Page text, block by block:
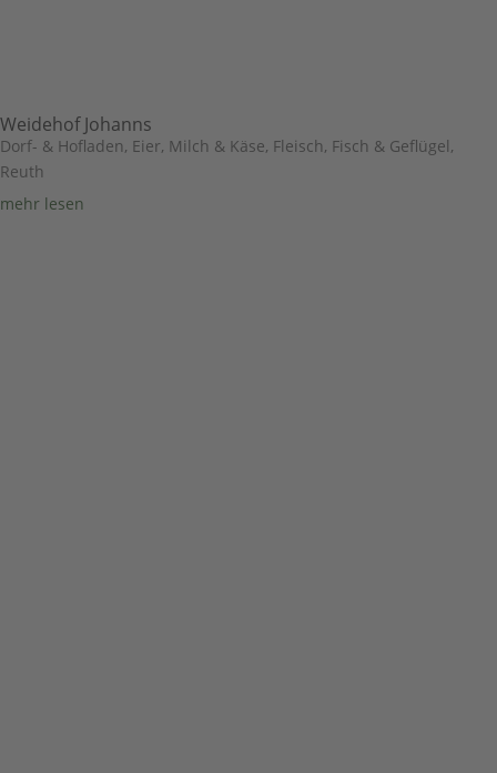
Weidehof Johanns
Dorf- & Hofladen, Eier, Milch & Käse, Fleisch, Fisch & Geflügel,
Reuth
mehr lesen